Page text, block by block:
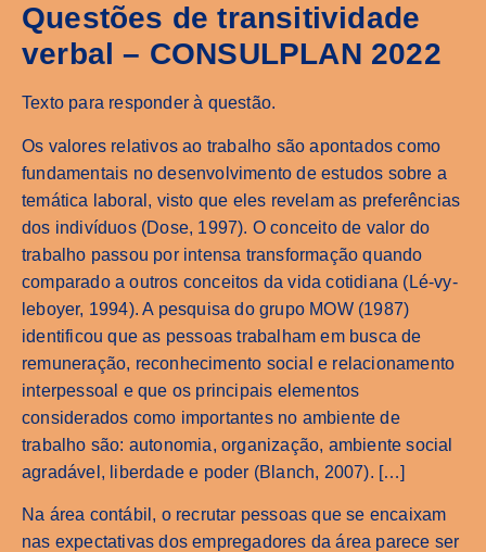
Questões de transitividade
verbal – CONSULPLAN 2022
Texto para responder à questão.
Os valores relativos ao trabalho são apontados como
fundamentais no desenvolvimento de estudos sobre a
temática laboral, visto que eles revelam as preferências
dos indivíduos (Dose, 1997). O conceito de valor do
trabalho passou por intensa transformação quando
comparado a outros conceitos da vida cotidiana (Lé-vy-
leboyer, 1994). A pesquisa do grupo MOW (1987)
identificou que as pessoas trabalham em busca de
remuneração, reconhecimento social e relacionamento
interpessoal e que os principais elementos
considerados como importantes no ambiente de
trabalho são: autonomia, organização, ambiente social
agradável, liberdade e poder (Blanch, 2007). […]
Na área contábil, o recrutar pessoas que se encaixam
nas expectativas dos empregadores da área parece ser